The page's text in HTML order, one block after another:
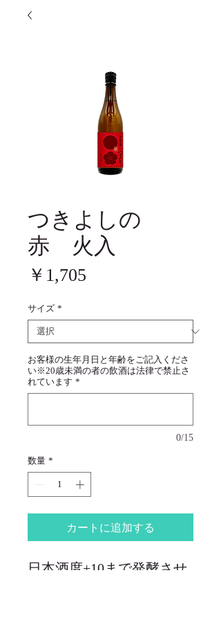
つきよしの
赤 火入
￥1,705
サイズ *
お客様の生年月日と年齢をご記入くださ
い※20歳未満の者の飲酒は法律で禁止さ
れています *
0/15
数量 *
カートに追加する
日本酒度+10まで発酵させ